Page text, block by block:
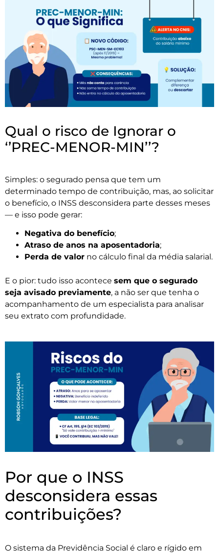
Qual o risco de Ignorar o
‘’PREC-MENOR-MIN’’?
Simples: o segurado pensa que tem um
determinado tempo de contribuição, mas, ao solicitar
o benefício, o INSS desconsidera parte desses meses
— e isso pode gerar:
Negativa do benefício;
Atraso de anos na aposentadoria;
Perda de valor no cálculo final da média salarial.
E o pior: tudo isso acontece sem que o segurado
seja avisado previamente, a não ser que tenha o
acompanhamento de um especialista para analisar
seu extrato com profundidade.
Por que o INSS
desconsidera essas
contribuições?
O sistema da Previdência Social é claro e rígido em